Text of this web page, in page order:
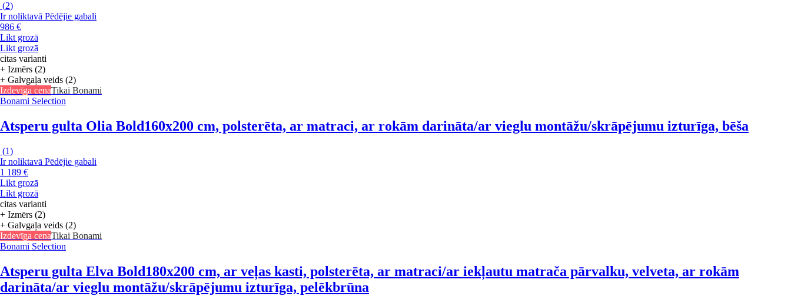
(2)
Ir noliktavā Pēdējie gabali
986 €
Likt grozā
Likt grozā
citas varianti
+ Izmērs (2)
+ Galvgaļa veids (2)
Izdevīga cenaTikai Bonami
Bonami Selection
Atsperu gulta Olia Bold160x200 cm, polsterēta, ar matraci, ar rokām darināta/ar vieglu montāžu/skrāpējumu izturīga, bēša
(1)
Ir noliktavā Pēdējie gabali
1 189 €
Likt grozā
Likt grozā
citas varianti
+ Izmērs (2)
+ Galvgaļa veids (2)
Izdevīga cenaTikai Bonami
Bonami Selection
Atsperu gulta Elva Bold180x200 cm, ar veļas kasti, polsterēta, ar matraci/ar iekļautu matrača pārvalku, velveta, ar rokām
darināta/ar vieglu montāžu/skrāpējumu izturīga, pelēkbrūna